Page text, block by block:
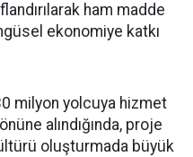
ham madde
ekonomiye katkı
milyon yolcuya hizmet
alındığında, proje
oluşturmada büyük